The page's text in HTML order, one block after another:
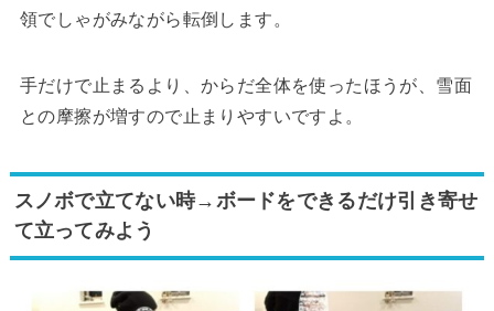
領でしゃがみながら転倒します。
手だけで止まるより、からだ全体を使ったほうが、雪面
との摩擦が増すので止まりやすいですよ。
スノボで立てない時→ボードをできるだけ引き寄せ
て立ってみよう